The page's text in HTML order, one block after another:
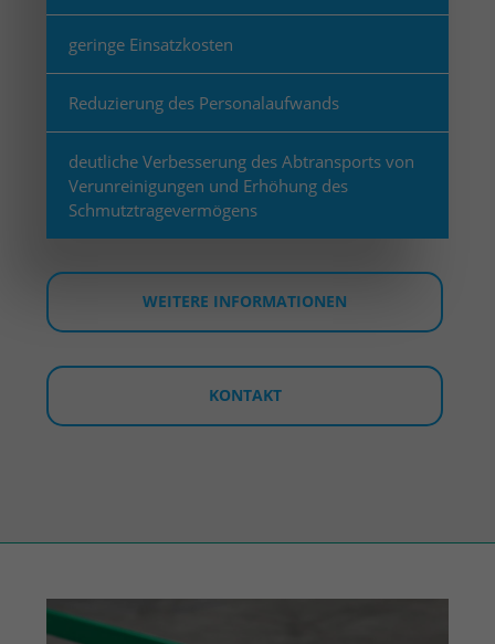
geringe Einsatzkosten
Reduzierung des Personalaufwands
deutliche Verbesserung des Abtransports von
Verunreinigungen und Erhöhung des
Schmutztragevermögens
WEITERE INFORMATIONEN
KONTAKT